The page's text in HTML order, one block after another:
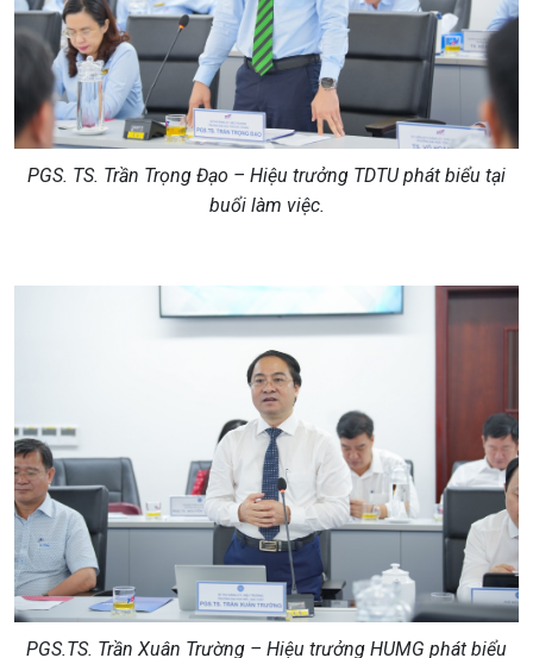
PGS. TS. Trần Trọng Đạo – Hiệu trưởng TDTU phát biểu tại
buổi làm việc.
PGS.TS. Trần Xuân Trường – Hiệu trưởng HUMG phát biểu